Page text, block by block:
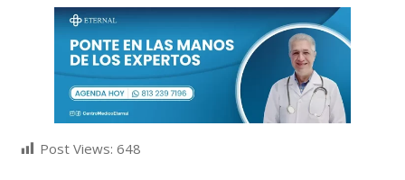
Post Views: 648